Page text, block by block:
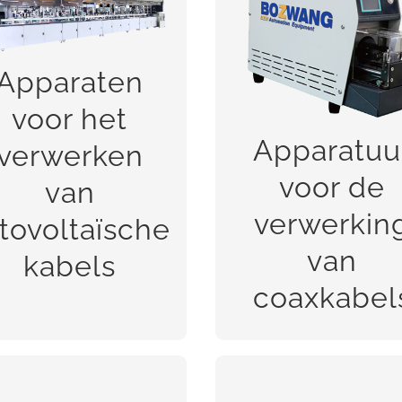
voor het
van
kabels
voor het
verwerken van
BEKIJK!
voor de
van
Apparatuur voor
verwerking van
coaxkabels
BEKIJK!